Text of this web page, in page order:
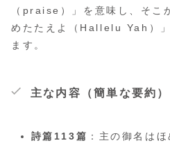
（praise）」を意味し、そこ
めたたえよ（Hallelu Yah）
ます。
主な内容（簡単な要約）
詩篇113篇 ：主の御名は